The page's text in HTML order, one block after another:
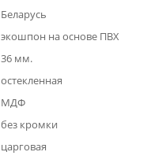
Беларусь
экошпон на основе ПВХ
36 мм.
остекленная
МДФ
без кромки
царговая